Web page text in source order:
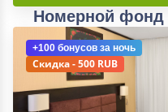
Номерной фонд
+100 бонусов за ночь
Скидка - 500 RUB